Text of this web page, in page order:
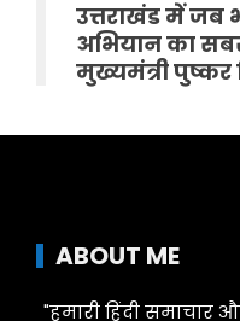
उत्तराखंड में जब
अभियान का
मुख्यमंत्री पुष्कर
ABOUT ME
"हमारी हिंदी समाचार